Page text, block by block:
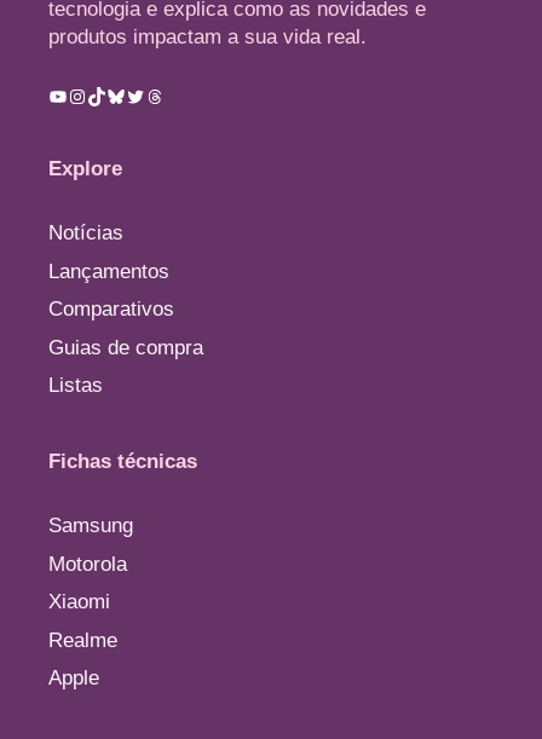
tecnologia e explica como as novidades e
produtos impactam a sua vida real.
Youtube
Instagram
TikTok
Bluesky
TwitterThreads
Explore
Notícias
Lançamentos
Comparativos
Guias de compra
Listas
Fichas técnicas
Samsung
Motorola
Xiaomi
Realme
Apple